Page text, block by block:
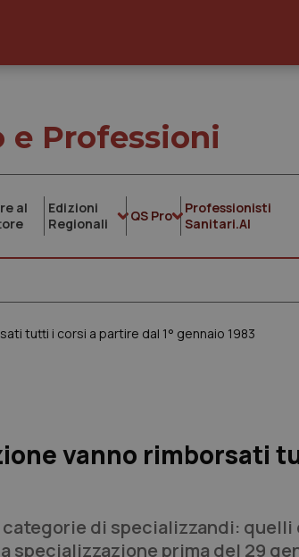
e Professioni
al
Edizioni
Regionali
QS Pro
Professionisti
Sanitari.AI
tutti i corsi a partire dal 1° gennaio 1983
vanno rimborsati
di specializzandi: quelli
specializzazione prima del 29